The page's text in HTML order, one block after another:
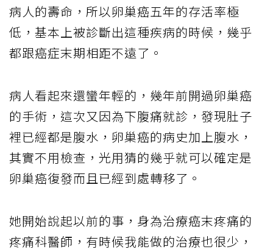
病人的壽命，所以卵巢癌五年的存活率極
低，基本上被診斷出這種疾病的時候，幾乎
都跟癌症末期相距不遠了。
病人看起來還蠻年輕的，幾年前開過卵巢癌
的手術，這次又因為下腹痛就診，發現肚子
裡已經都是腹水，卵巢癌的病史加上腹水，
其實不用檢查，光用猜的幾乎就可以確定是
卵巢癌復發而且已經到處轉移了。
她開始說起以前的事，身為治療癌末疼痛的
疼痛科醫師，有時候我能做的治療也很少，